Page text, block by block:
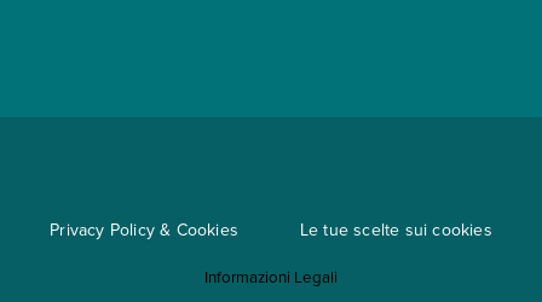
Mappa del sito
Privacy Policy & Cookies Le tue scelte sui cookies
Informazioni Legali